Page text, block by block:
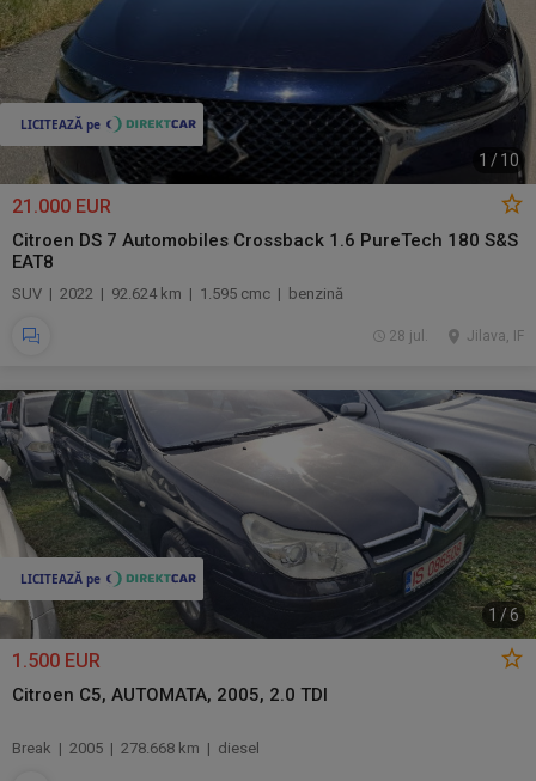
1 / 10
21.000 EUR
Citroen DS 7 Automobiles Crossback 1.6 PureTech 180 S&S
EAT8
SUV | 2022 | 92.624 km | 1.595 cmc | benzină
Jilava, IF
28 jul.
1 /6
1.500 EUR
Citroen C5, AUTOMATA, 2005, 2.0 TDI
Break | 2005 | 278.668 km | diesel